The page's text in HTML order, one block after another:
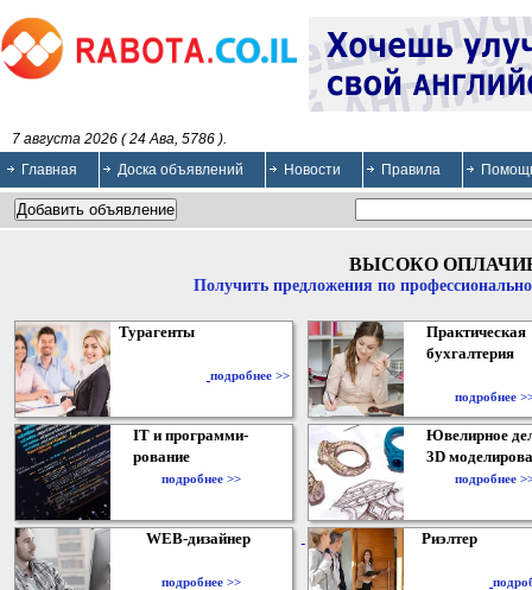
7 августа 2026 ( 24 Ава, 5786 ).
Главная
Доска объявлений Новости Правила
ВЫСОКО
Получить предложения по
Турагенты
подробнее >>
Практическая
бухгалтерия
подробнее
IT и программи-
рование
подробнее >>
Ювелирное
3D
подробнее
WEB-дизайнер
подробнее >>
Риэлтер